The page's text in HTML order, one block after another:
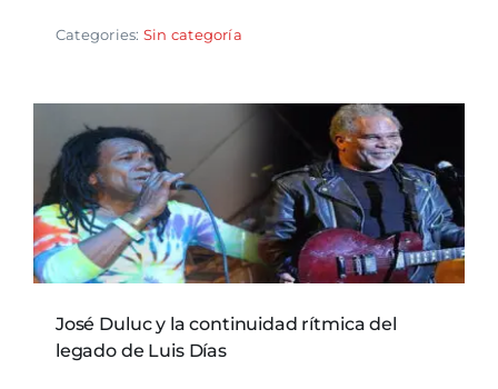
Categories: Sin categoría
José Duluc y la continuidad rítmica del
legado de Luis Días